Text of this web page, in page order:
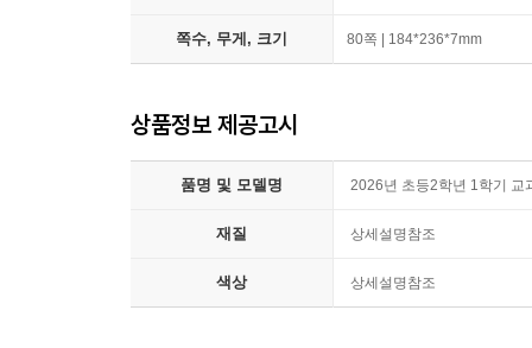
쪽수, 무게, 크기 80쪽 | 184*236*7mm
상품정보 제공고시
품명 및 모델명 2026년 초등2학년 1학기 교
재질 상세설명참조
색상 상세설명참조